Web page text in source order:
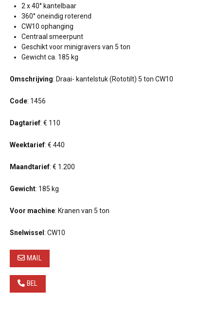
2 x 40° kantelbaar
360° oneindig roterend
CW10 ophanging
Centraal smeerpunt
Geschikt voor minigravers van 5 ton
Gewicht ca. 185 kg
Omschrijving: Draai- kantelstuk (Rototilt) 5 ton CW10
Code: 1456
Dagtarief: € 110
Weektarief: € 440
Maandtarief: € 1.200
Gewicht: 185 kg
Voor machine: Kranen van 5 ton
Snelwissel : CW10
MAIL
BEL